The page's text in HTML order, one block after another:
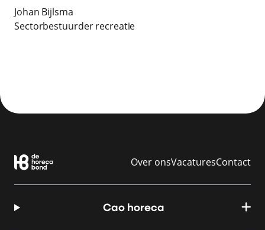
Johan Bijlsma
Sectorbestuurder recreatie
Over onsVacaturesContact
Cao horeca